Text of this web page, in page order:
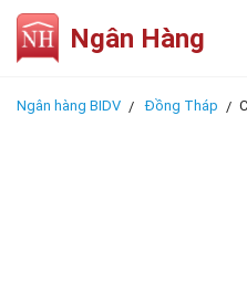
Ngân Hàng
Ngân hàng BIDV Đồng Tháp